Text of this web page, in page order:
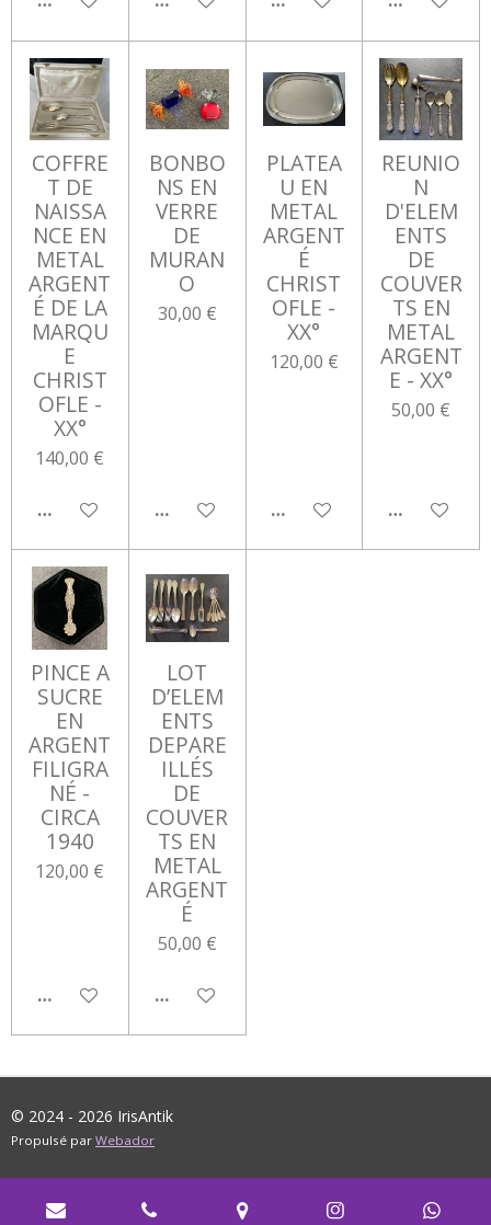
COFFRE
T DE
NAISSA
NCE EN
METAL
ARGENT
É DE LA
MARQU
E
CHRIST
OFLE -
XX°
140,00 €
AJOUTER AU PANIER
BONBO
NS EN
VERRE
DE
MURAN
O
30,00 €
AJOUTER AU PANIER
PLATEA
U EN
METAL
ARGENT
É
CHRIST
OFLE -
XX°
120,00 €
AJOUTER AU PANIER
REUNIO
N
D'ELEM
ENTS
DE
COUVER
TS EN
METAL
ARGENT
E - XX°
50,00 €
AJOUTER
PINCE A
SUCRE
EN
ARGENT
FILIGRA
NÉ -
CIRCA
1940
120,00 €
AJOUTER AU PANIER
LOT
D’ELEM
ENTS
DEPARE
ILLÉS
DE
COUVER
TS EN
METAL
ARGENT
É
50,00 €
AJOUTER AU PANIER
© 2024 - 2026 IrisAntik
Propulsé par Webador